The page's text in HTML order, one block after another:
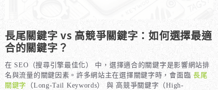
長尾關鍵字 vs 高競爭關鍵字：如何選擇最適
合的關鍵字？
在 SEO（搜尋引擎最佳化） 中，選擇適合的關鍵字是影響網站排
名與流量的關鍵因素。許多網站主在選擇關鍵字時，會面臨 長尾
關鍵字
（Long-Tail Keywords） 與 高競爭關鍵字（High-